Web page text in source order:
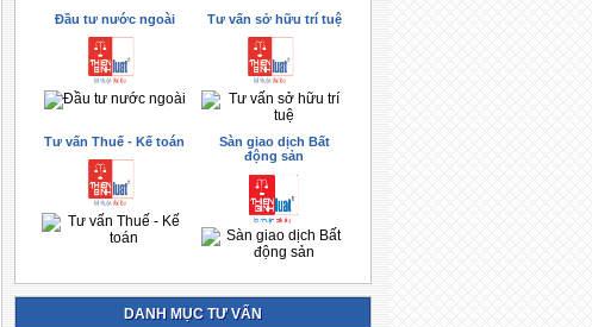
Đầu tư nước ngoài Tư vấn sở hữu trí tuệ
Tư vấn Thuế - Kế toán
Sàn giao dịch Bất
động sản
DANH MỤC TƯ VẤN